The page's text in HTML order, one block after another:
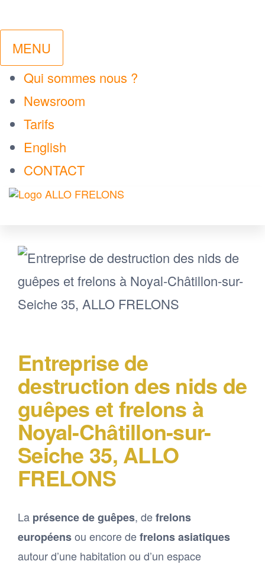
MENU
Qui sommes nous ?
Newsroom
Tarifs
English
CONTACT
Passer
contenu
Entreprise de
destruction des nids de
guêpes et frelons à
Noyal-Châtillon-sur-
Seiche 35, ALLO
FRELONS
La présence de guêpes, defrelons
européensou encore defrelons asiatiques
autour d’une habitation ou d’un espace